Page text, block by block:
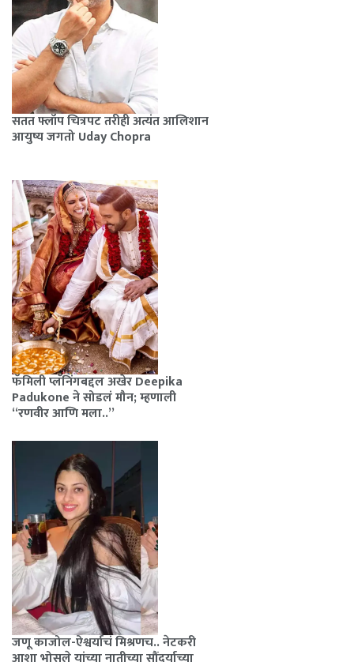
सतत फ्लॉप चित्रपट तरीही अत्यंत आलिशान
आयुष्य जगतो Uday Chopra
फॅमिली प्लॅनिंगबद्दल अखेर Deepika
Padukone ने सोडलं मौन; म्हणाली
“रणवीर आणि मला..”
जणू काजोल-ऐश्वर्याचं मिश्रणच.. नेटकरी